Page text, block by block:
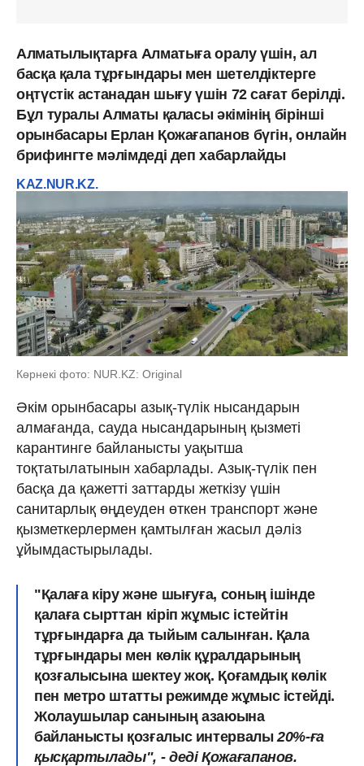
Алматылықтарға Алматыға оралу үшін, ал
басқа қала тұрғындары мен шетелдіктерге
оңтүстік астанадан шығу үшін 72 сағат берілді.
Бұл туралы Алматы қаласы әкімінің бірінші
орынбасары Ерлан Қожағапанов бүгін, онлайн
брифингте мәлімдеді деп хабарлайды
KAZ.NUR.KZ.
Көрнекі фото: NUR.KZ: Original
Әкім орынбасары азық-түлік нысандарын
алмағанда, сауда нысандарының қызметі
карантинге байланысты уақытша
тоқтатылатынын хабарлады. Азық-түлік пен
басқа да қажетті заттарды жеткізу үшін
санитарлық өңдеуден өткен транспорт және
қызметкерлермен қамтылған жасыл дәліз
ұйымдастырылады.
"Қалаға кіру және шығуға, соның ішінде
қалаға сырттан кіріп жұмыс істейтін
тұрғындарға да тыйым салынған. Қала
тұрғындары мен көлік құралдарының
қозғалысына шектеу жоқ. Қоғамдық көлік
пен метро штатты режимде жұмыс істейді.
Жолаушылар санының азаюына
байланысты қозғалыс интервалы20%-ға
қысқартылады", - деді Қожағапанов.